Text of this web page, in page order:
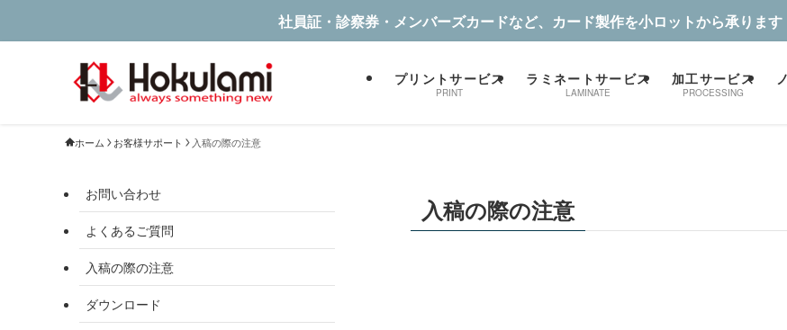
社員証・診察券・メンバーズカードなど、カード製作を小ロットから承ります
プリントサービス
PRINT
ラミネートサービス
LAMINATE
加工サービス
PROCESSING
ホーム お客様サポート 入稿の際の注意
入稿の際の注意
お問い合わせ
よくあるご質問
入稿の際の注意
ダウンロード